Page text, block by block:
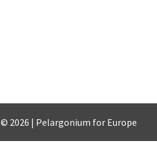
© 2026 | Pelargonium for Europe